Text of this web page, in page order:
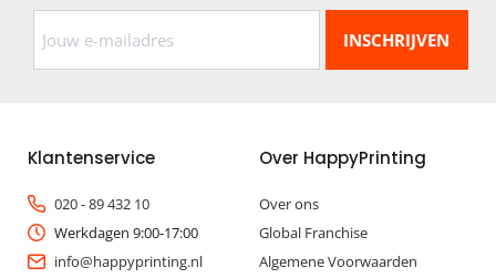
Klantenservice
020 - 89 432 10
Werkdagen 9:00-17:00
info@happyprinting.nl
Over HappyPrinting
Over ons
Global Franchise
Algemene Voorwaarden